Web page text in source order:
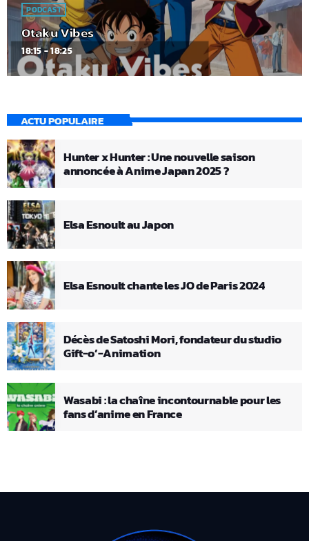
PODCAST
Otaku Vibes
18:15 - 18:25
ACTU POPULAIRE
Hunter x Hunter : Une nouvelle saison
annoncée à Anime Japan 2025 ?
Elsa Esnoult au Japon
Elsa Esnoult chante les JO de Paris 2024
Décès de Satoshi Mori, fondateur du studio
Gift-o’-Animation
Wasabi : la chaîne incontournable pour les
fans d’anime en France